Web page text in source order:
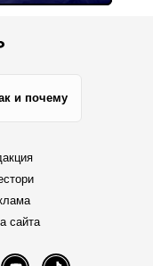
и почему
сайта